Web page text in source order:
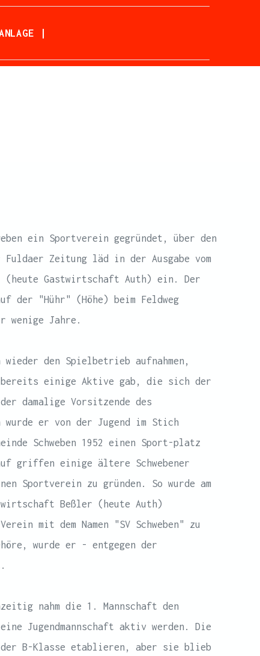
|
ein Sportverein gegründet, über den
Zeitung läd in der Ausgabe vom
(heute Gastwirtschaft Auth) ein. Der
der "Hühr" (Höhe) beim Feldweg
wenige Jahre.
den Spielbetrieb aufnahmen,
bereits einige Aktive gab, die sich der
damalige Vorsitzende des
er von der Jugend im Stich
Schweben 1952 einen Sport-platz
griffen einige ältere Schwebener
Sportverein zu gründen. So wurde am
Beßler (heute Auth)
mit dem Namen "SV Schweben" zu
wurde er - entgegen der
nahm die 1. Mannschaft den
Jugendmannschaft aktiv werden. Die
der B-Klasse etablieren, aber sie blieb